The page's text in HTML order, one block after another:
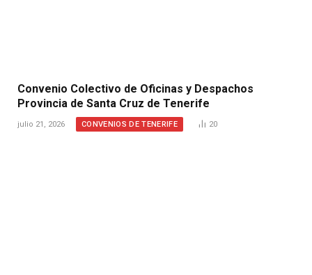
Convenio Colectivo de Oficinas y Despachos
Provincia de Santa Cruz de Tenerife
julio 21, 2026 CONVENIOS DE TENERIFE 20